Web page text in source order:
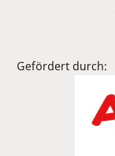
Gefördert durch: